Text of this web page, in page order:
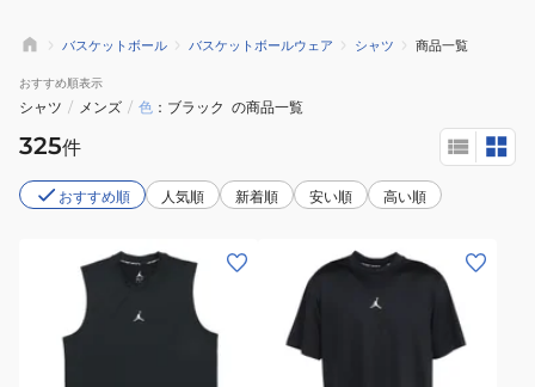
バスケットボール バスケットボールウェア シャツ 商品一覧
おすすめ順表示
シャツ / メンズ / 色 ブラック の商品一覧
325件
おすすめ順 人気順 新着順 安い順 高い順